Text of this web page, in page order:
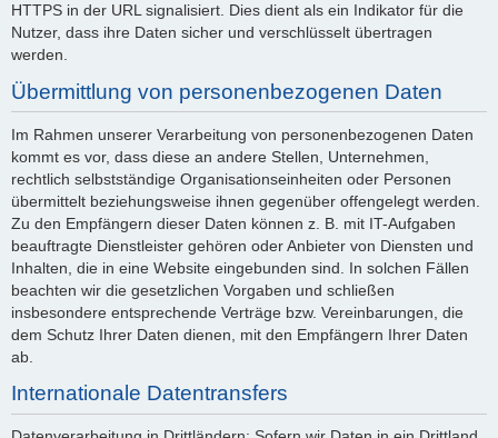
HTTPS in der URL signalisiert. Dies dient als ein Indikator für die
Nutzer, dass ihre Daten sicher und verschlüsselt übertragen
werden.
Übermittlung von personenbezogenen Daten
Im Rahmen unserer Verarbeitung von personenbezogenen Daten
kommt es vor, dass diese an andere Stellen, Unternehmen,
rechtlich selbstständige Organisationseinheiten oder Personen
übermittelt beziehungsweise ihnen gegenüber offengelegt werden.
Zu den Empfängern dieser Daten können z. B. mit IT-Aufgaben
beauftragte Dienstleister gehören oder Anbieter von Diensten und
Inhalten, die in eine Website eingebunden sind. In solchen Fällen
beachten wir die gesetzlichen Vorgaben und schließen
insbesondere entsprechende Verträge bzw. Vereinbarungen, die
dem Schutz Ihrer Daten dienen, mit den Empfängern Ihrer Daten
ab.
Internationale Datentransfers